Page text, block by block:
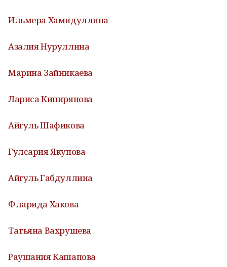
Ильмера Хамидуллина
Азалия Нуруллина
Марина Зайникаева
Лариса Кипирянова
Айгуль Шафикова
Гулсария Якупова
Айгуль Габдуллина
Фларида Хакова
Татьяна Вахрушева
Раушания Кашапова